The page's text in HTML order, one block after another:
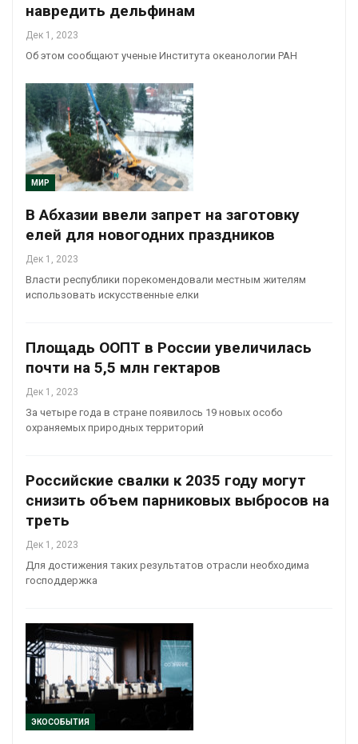
навредить дельфинам
Дек 1, 2023
Об этом сообщают ученые Института океанологии РАН
МИР
В Абхазии ввели запрет на заготовку
елей для новогодних праздников
Дек 1, 2023
Власти республики порекомендовали местным жителям
использовать искусственные елки
Площадь ООПТ в России увеличилась
почти на 5,5 млн гектаров
Дек 1, 2023
За четыре года в стране появилось 19 новых особо
охраняемых природных территорий
Российские свалки к 2035 году могут
снизить объем парниковых выбросов на
треть
Дек 1, 2023
Для достижения таких результатов отрасли необходима
господдержка
ЭКОСОБЫТИЯ